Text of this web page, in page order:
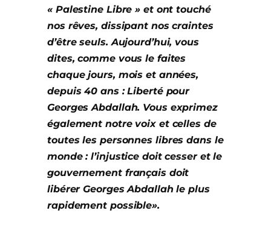
« Palestine Libre » et ont touché
nos rêves, dissipant nos craintes
d’être seuls. Aujourd’hui, vous
dites, comme vous le faites
chaque jours, mois et années,
depuis 40 ans : Liberté pour
Georges Abdallah. Vous exprimez
également notre voix et celles de
toutes les personnes libres dans le
monde : l’injustice doit cesser et le
gouvernement français doit
libérer Georges Abdallah le plus
rapidement possible».